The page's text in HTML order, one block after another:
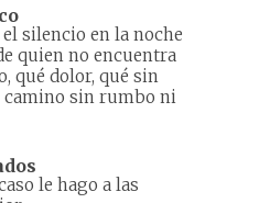
el silencio en la noche
quien no encuentra
qué dolor, qué sin
camino sin rumbo ni
le hago a las